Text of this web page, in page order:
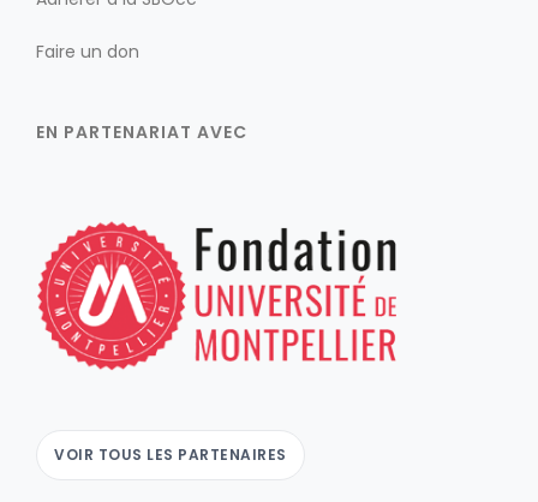
Faire un don
EN PARTENARIAT AVEC
VOIR TOUS LES PARTENAIRES